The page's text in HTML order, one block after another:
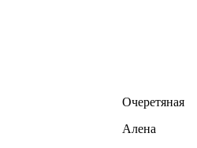
Очеретяная
Алена